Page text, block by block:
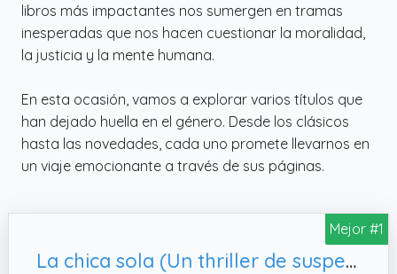
libros más impactantes nos sumergen en tramas
inesperadas que nos hacen cuestionar la moralidad,
la justicia y la mente humana.
En esta ocasión, vamos a explorar varios títulos que
han dejado huella en el género. Desde los clásicos
hasta las novedades, cada uno promete llevarnos en
un viaje emocionante a través de sus páginas.
Mejor #1
La chica sola (Un thriller de suspense FBI de Ella Dark – Libro 1)